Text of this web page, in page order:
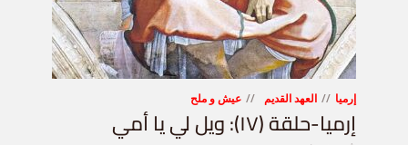
إرميا العهد القديم عيش و ملح
إرميا-حلقة (١٧): ويل لي يا أمي